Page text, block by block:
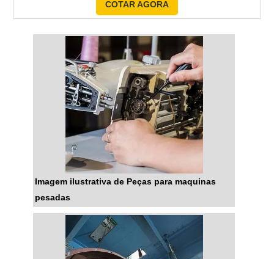
voltados para diversas áreas de atuação, a
Unidos com maior prestígio no mercado
internacional e, na Retratecc, ...
COTAR AGORA
Imagem ilustrativa de Peças para maquinas
pesadas